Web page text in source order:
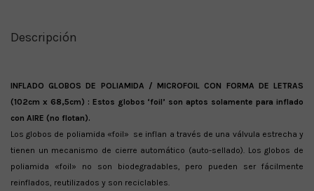
Descripción
INFLADO GLOBOS DE POLIAMIDA / MICROFOIL CON FORMA DE LETRAS
(102cm x 68,5cm) : Estos globos ‘foil’ son aptos solamente para inflado
con AIRE (no flotan).
Los globos de poliamida «foil» se inflan a través de una válvula estrecha y
tienen un mecanismo de cierre automático (auto-sellado). Los globos de
poliamida «foil» no son biodegradables, pero pueden ser fácilmente
reinflados, reutilizados y son reciclables.